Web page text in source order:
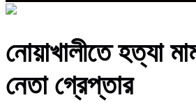
নোয়াখালীতে হত্যা
নেতা গ্রেপ্তার